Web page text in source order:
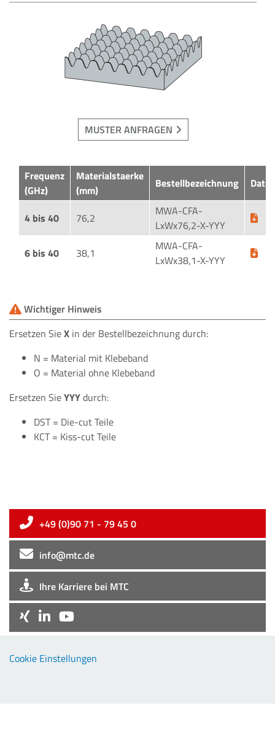
MUSTER ANFRAGEN
Frequenz
(GHz)
Materialstaerke
(mm)
Bestellbezeichnung
4 bis 40 76,2
MWA-CFA-
LxWx76,2-X-YYY
6 bis 40
38,1
MWA-CFA-
LxWx38,1-X-YYY
Wichtiger Hinweis
Ersetzen SieX in der Bestellbezeichnung durch:
N = Material mit Klebeband
O = Material ohne Klebeband
Ersetzen SieYYYdurch:
DST = Die-cut Teile
KCT = Kiss-cut Teile
+49 (0)90 71 - 79 45 0
info@mtc.de
Ihre Karriere bei MTC
Company
Cookie Einstellungen